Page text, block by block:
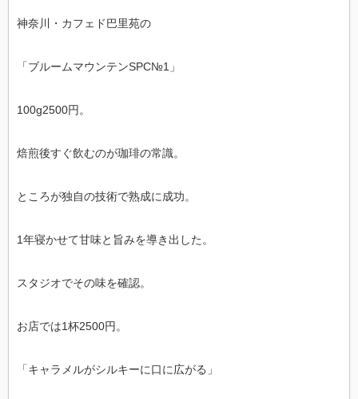
神奈川・カフェド巴里苑の
「ブルームマウンテンSPC№1」
100g2500円。
焙煎後すぐ飲むのが珈琲の常識。
ところが独自の技術で熟成に成功。
1年寝かせて甘味と旨みを導き出した。
スタジオでその味を確認。
お店では1杯2500円。
「キャラメルがシルキーに口に広がる」